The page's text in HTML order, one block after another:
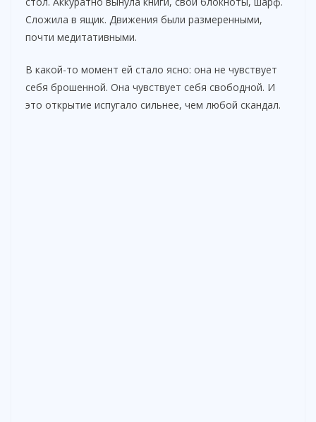
Сложила в ящик. Движения были размеренными,
почти медитативными.
В какой-то момент ей стало ясно: она не чувствует
себя брошенной. Она чувствует себя свободной. И
это открытие испугало сильнее, чем любой скандал.